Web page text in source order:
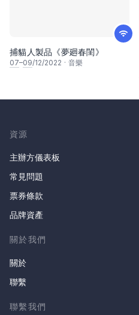
捕貓人製品《夢廻春閨》
07–09/12/2022 · 音樂
資源
主辦方儀表板
常見問題
票券條款
品牌資產
關於我們
關於
聯繫
聯繫我們